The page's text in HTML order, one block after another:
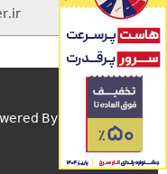
By اسکریپت.com